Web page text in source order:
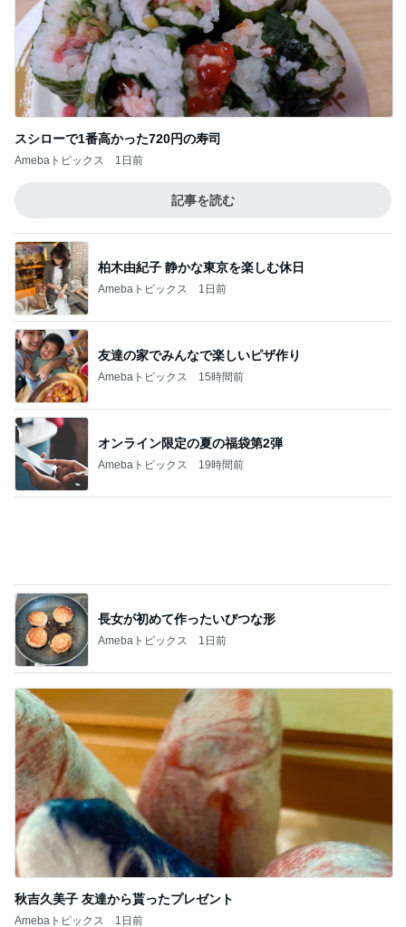
スシローで1番高かった720円の寿司
Amebaトピックス 1日前
記事を読む
Amebaトピックス 1日前
友達の家でみんなで楽しいピザ作り
Amebaトピックス 15時間前
オンライン限定の夏の福袋第2弾
Amebaトピックス 19時間前
長女が初めて作ったいびつな形
Amebaトピックス 1日前
秋吉久美子 友達から貰ったプレゼント
Amebaトピックス 1日前
記事を読む
豪華すぎて夫に引かれた朝ごはん
Amebaトピックス 1日前